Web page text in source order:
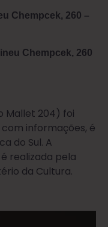
Chempcek, 260 –
Chempcek, 260
Mallet 204) foi
informações, é
do Sul. A
realizada pela
da Cultura.